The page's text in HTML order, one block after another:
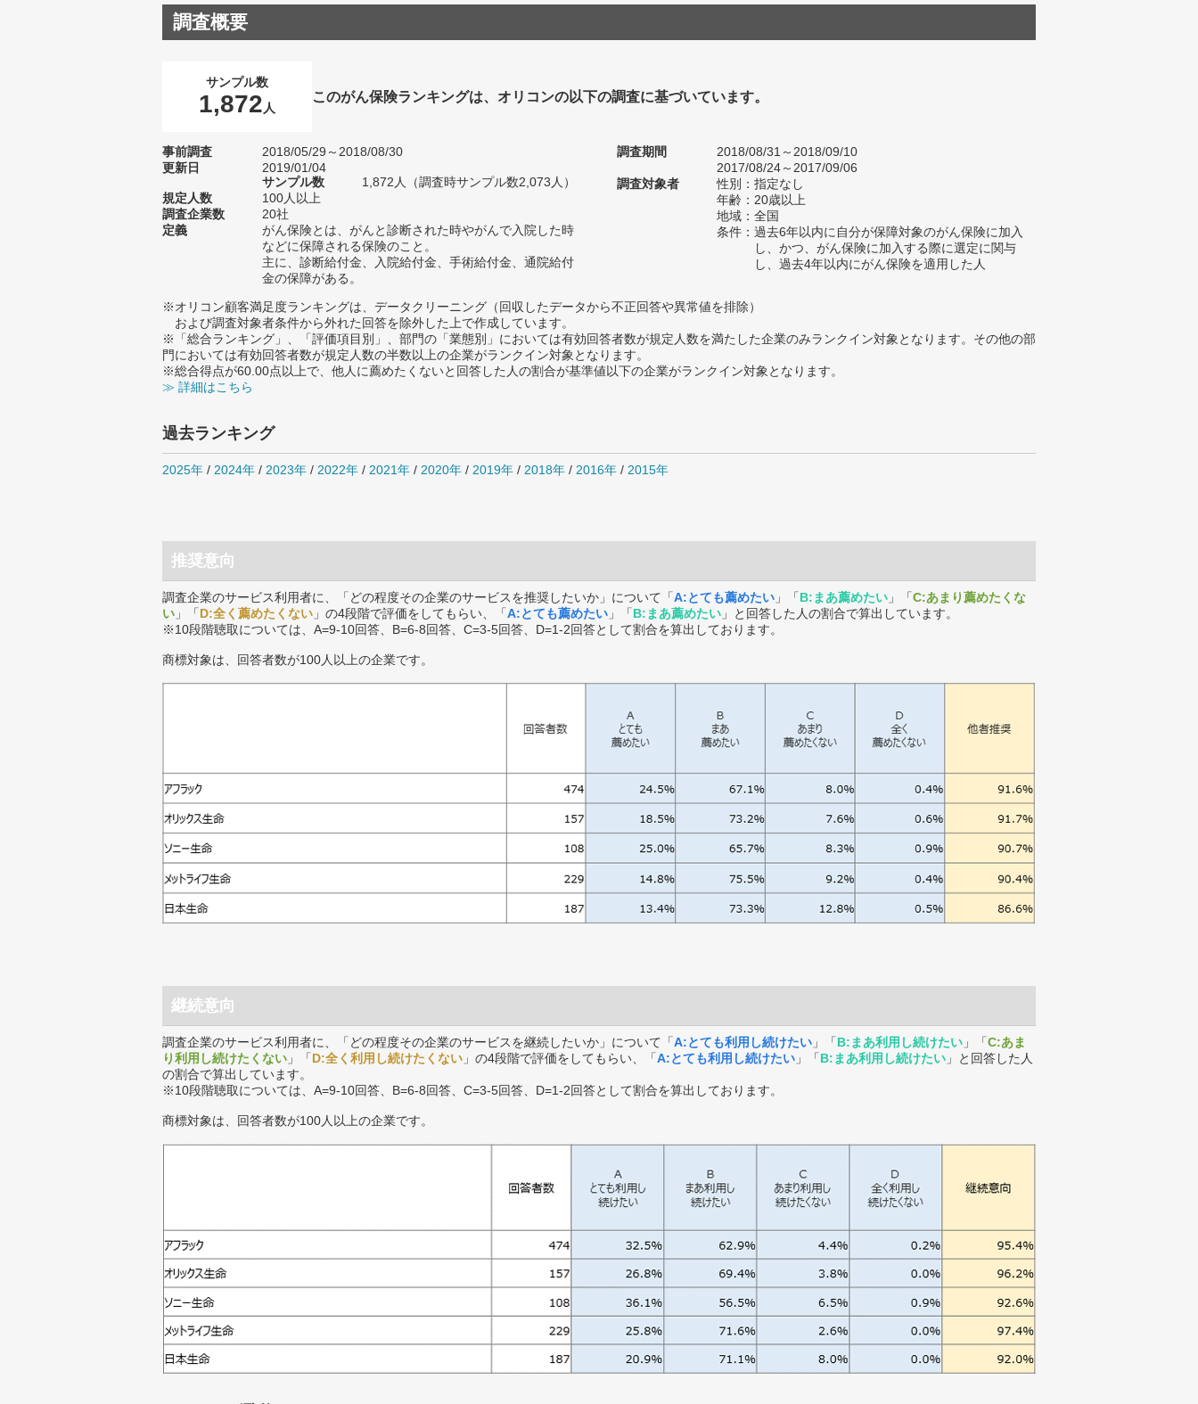
調査概要
サンプル数
1,872 人
このがん保険ランキングは、オリコンの以下の調査に基づいています。
事前調査
2018/05/29～2018/08/30
更新日
2019/01/04
サンプル数
1,872人（調査時サンプル数2,073人）
規定人数
100人以上
調査企業数
20社
定義
がん保険とは、がんと診断された時やがんで入院した時
などに保障される保険のこと。
主に、診断給付金、入院給付金、手術給付金、通院給付
金の保障がある。
調査期間
2018/08/31～2018/09/10
2017/08/24～2017/09/06
調査対象者
性別：指定なし
年齢：20歳以上
地域：全国
条件：過去6年以内に自分が保障対象のがん保険に加入
し、かつ、がん保険に加入する際に選定に関与
し、過去4年以内にがん保険を適用した人
※オリコン顧客満足度ランキングは、データクリーニング（回収したデータから不正回答や異常値を排除）
および調査対象者条件から外れた回答を除外した上で作成しています。
※「総合ランキング」、「評価項目別」、部門の「業態別」においては有効回答者数が規定人数を満たした企業のみランクイン対象となります。その他の部
門においては有効回答者数が規定人数の半数以上の企業がランクイン対象となります。
※総合得点が60.00点以上で、他人に薦めたくないと回答した人の割合が基準値以下の企業がランクイン対象となります。
≫ 詳細はこちら
過去ランキング
2025年 / 2024年 / 2023年 / 2022年 / 2021年 / 2020年 / 2019年 / 2018年 / 2016年 / 2015年
推奨意向
調査企業のサービス利用者に、「どの程度その企業のサービスを推奨したいか」について「A:とても薦めたい 」「B:まあ薦めたい 」「C:あまり薦めたくな
い 」「D:全く薦めたくない 」の4段階で評価をしてもらい、「A:とても薦めたい 」「B:まあ薦めたい 」と回答した人の割合で算出しています。
※10段階聴取については、A=9-10回答、B=6-8回答、C=3-5回答、D=1-2回答として割合を算出しております。
商標対象は、回答者数が100人以上の企業です。
継続意向
調査企業のサービス利用者に、「どの程度その企業のサービスを継続したいか」について「A:とても利用し続けたい 」「B:まあ利用し続けたい 」「C:あま
り利用し続けたくない 」「D:全く利用し続けたくない 」の4段階で評価をしてもらい、「A:とても利用し続けたい 」「B:まあ利用し続けたい 」と回答した人
の割合で算出しています。
※10段階聴取については、A=9-10回答、B=6-8回答、C=3-5回答、D=1-2回答として割合を算出しております。
商標対象は、回答者数が100人以上の企業です。